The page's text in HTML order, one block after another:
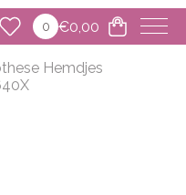
0 €0,00
Hemdjes